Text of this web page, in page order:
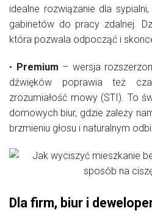
idealne rozwiązanie dla
gabinetów do pracy zdalnej.
która pozwala odpocząć i
• Premium – wersja
dźwięków poprawia też
zrozumiałość mowy (STI). To
domowych biur, gdzie zależy
brzmieniu głosu i naturalnym
Dla firm, biur i